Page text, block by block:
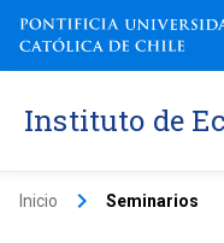
Instituto de
Inicio keyboard_arrow_right Seminarios